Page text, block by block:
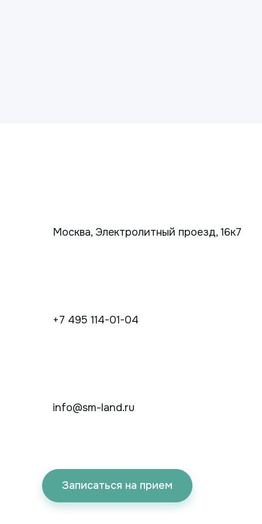
Москва, Электролитный проезд, 16к7
+7 495 114-01-04
info@sm-land.ru
Записаться на прием